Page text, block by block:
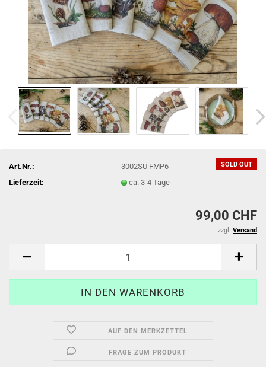
SOLD OUT
Art.Nr.:
3002SU FMP6
Lieferzeit:
ca. 3-4 Tage
99,00 CHF
zzgl. Versand
AUF DEN MERKZETTEL
FRAGE ZUM PRODUKT